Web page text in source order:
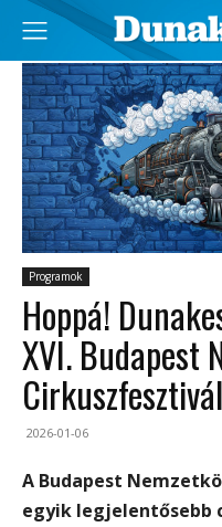
Programok
Hoppá!
XVI. Budapest
2026-01-06
A Budapest
egyik legjelentősebb